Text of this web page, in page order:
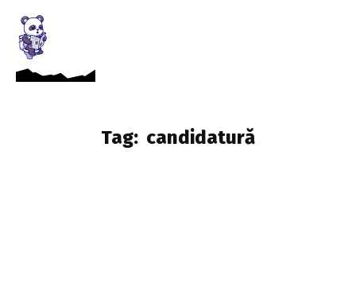
Tag: candidatură